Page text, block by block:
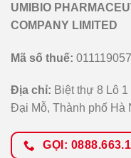
UMIBIO
COMPANY LIMITED
Mã số thuế:
Địa chỉ: Biệt thự 8 Lô
Đại Mỗ, Thành phố Hà
GỌI: